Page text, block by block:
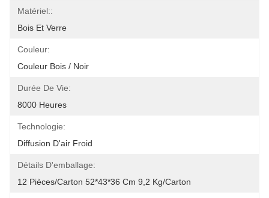
Matériel::
Bois Et Verre
Couleur:
Couleur Bois / Noir
Durée De Vie:
8000 Heures
Technologie:
Diffusion D'air Froid
Détails D'emballage:
12 Pièces/carton 52*43*36 Cm 9,2 Kg/carton